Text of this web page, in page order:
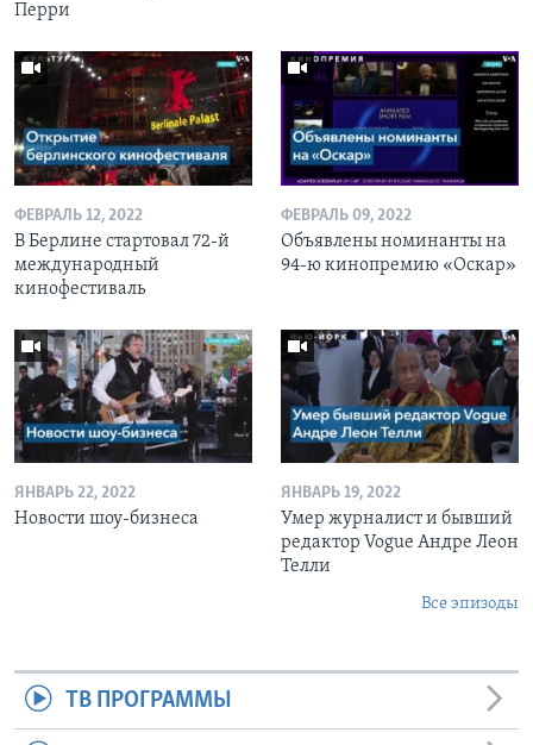
Перри
ФЕВРАЛЬ 12, 2022
В Берлине стартовал 72-й
международный
кинофестиваль
ФЕВРАЛЬ 09, 2022
Объявлены номинанты на
94-ю кинопремию «Оскар»
ЯНВАРЬ 22, 2022
Новости шоу-бизнеса
ЯНВАРЬ 19, 2022
Умер журналист и бывший
редактор Vogue Андре Леон
Телли
Все эпизоды
ТВ ПРОГРАММЫ